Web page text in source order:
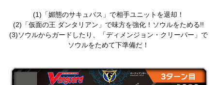
(1)「媚態のサキュバス」で相手ユニットを退却！
(2)「仮面の王 ダンタリアン」で味方を強化！ソウルをためる!!
(3)ソウルからガードしたり、「ディメンジョン・クリーパー」で
ソウルをためて下準備だ！